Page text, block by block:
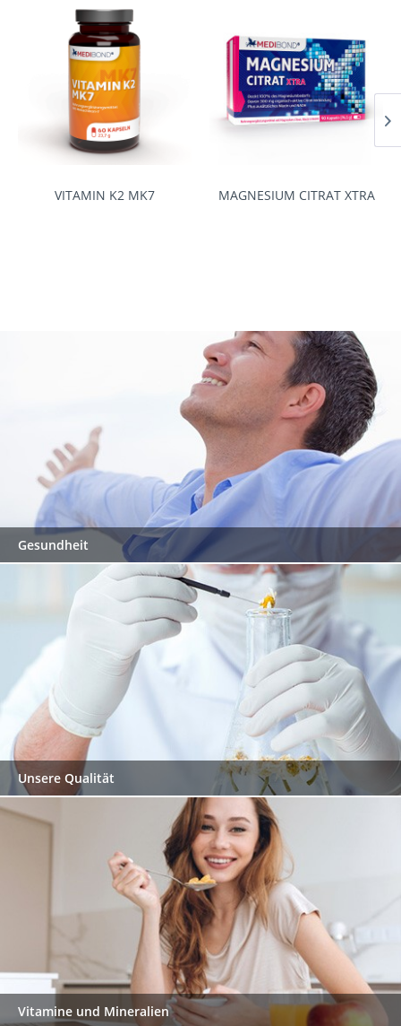
MAGNESIUM CITRAT XTRA IMMUN LUTSCHTABLETTEN
Gesundheit
Unsere Qualität
Vitamine und Mineralien